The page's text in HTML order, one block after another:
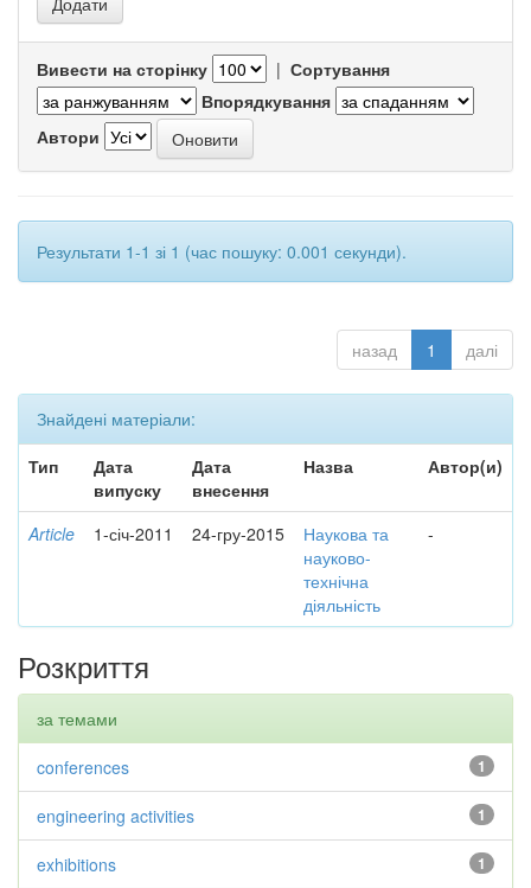
Вивести на сторінку | Сортування
Впорядкування
Автори
Результати 1-1 зі 1 (час пошуку: 0.001 секунди).
назад 1 далі
Знайдені матеріали:
Тип
Дата
випуску
Дата
внесення
Назва Автор(и)
Article 1-січ-2011 24-гру-2015
Наукова та
науково-
технічна
діяльність
-
Розкриття
за темами
1
conferences
1
engineering activities
1
exhibitions